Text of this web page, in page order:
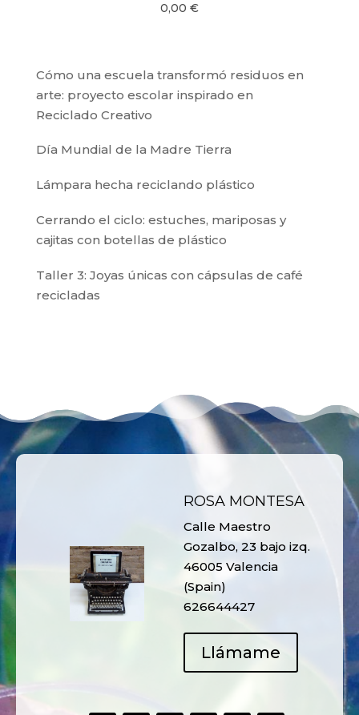
0,00 €
Cómo una escuela transformó residuos en
arte: proyecto escolar inspirado en
Reciclado Creativo
Día Mundial de la Madre Tierra
Lámpara hecha reciclando plástico
Cerrando el ciclo: estuches, mariposas y
cajitas con botellas de plástico
Taller 3: Joyas únicas con cápsulas de café
recicladas
ROSA MONTESA
Calle Maestro
Gozalbo, 23 bajo izq.
46005 Valencia
(Spain)
626644427
Llámame